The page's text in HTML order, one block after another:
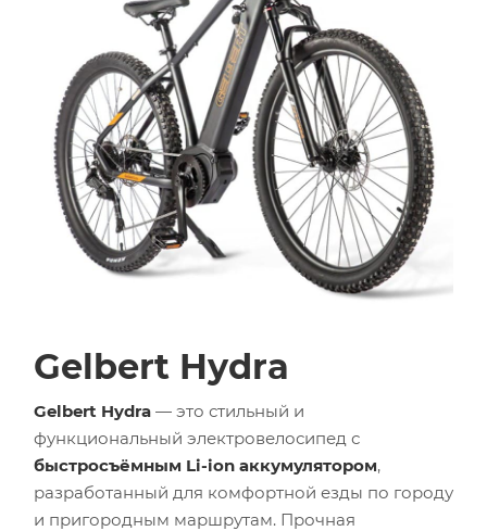
Gelbert Hydra
Gelbert Hydra — это стильный и
функциональный электровелосипед с
быстросъёмным Li-ion аккумулятором,
разработанный для комфортной езды по городу
и пригородным маршрутам. Прочная